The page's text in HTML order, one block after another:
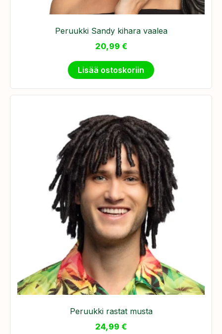
Peruukki Sandy kihara vaalea
20,99 €
Lisää ostoskoriin
Peruukki rastat musta
24,99 €